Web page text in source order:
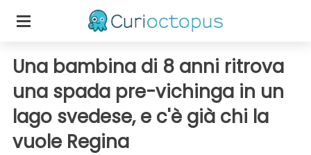
Una bambina di 8 anni ritrova
una spada pre-vichinga in un
lago svedese, e c'è già chi la
vuole Regina